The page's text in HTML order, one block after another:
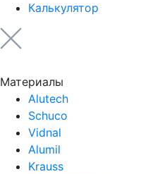
Калькулятор
Материалы
Alutech
Schuco
Vidnal
Alumil
Krauss